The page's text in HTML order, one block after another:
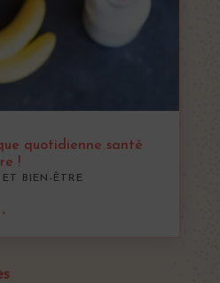
quotidienne santé
!
BIEN-ÊTRE